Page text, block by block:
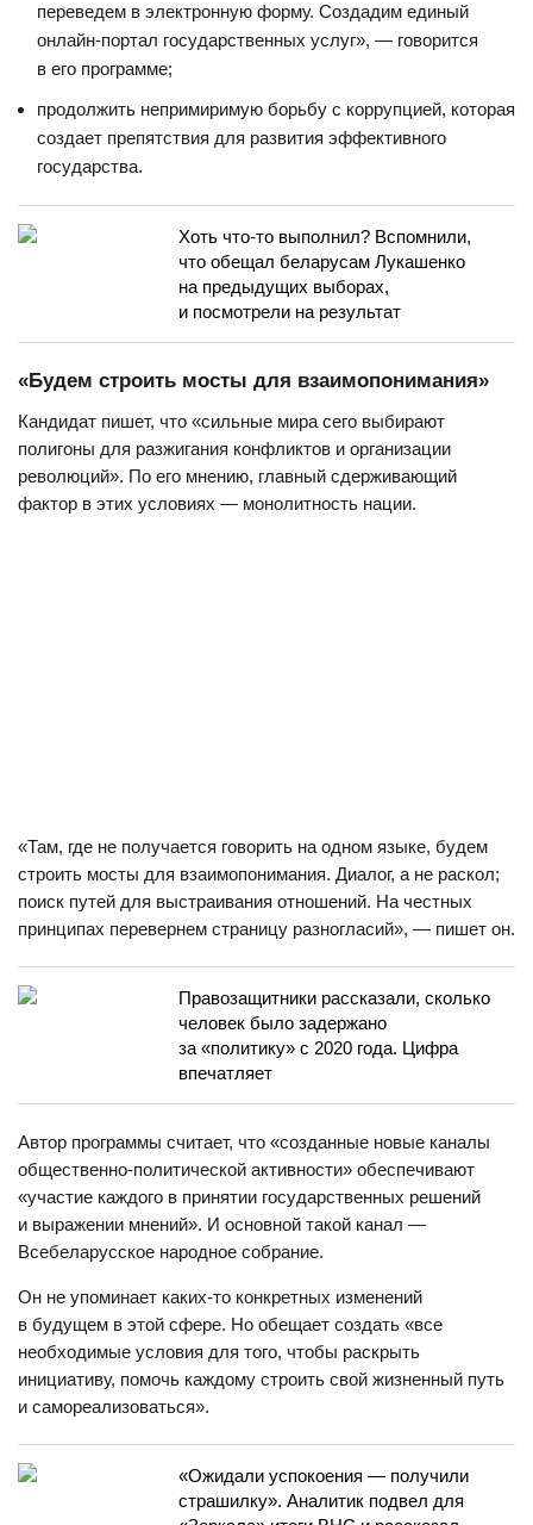
переведем в электронную форму. Создадим единый
онлайн-портал государственных услуг», — говорится
в его программе;
продолжить непримиримую борьбу с коррупцией, которая
создает препятствия для развития эффективного
государства.
Хоть что-то выполнил? Вспомнили,
что обещал беларусам Лукашенко
на предыдущих выборах,
и посмотрели на результат
«Будем строить мосты для взаимопонимания»
Кандидат пишет, что «сильные мира сего выбирают
полигоны для разжигания конфликтов и организации
революций». По его мнению, главный сдерживающий
фактор в этих условиях — монолитность нации.
«Там, где не получается говорить на одном языке, будем
строить мосты для взаимопонимания. Диалог, а не раскол;
поиск путей для выстраивания отношений. На честных
принципах перевернем страницу разногласий», — пишет он.
Правозащитники рассказали, сколько
человек было задержано
за «политику» с 2020 года. Цифра
впечатляет
Автор программы считает, что «созданные новые каналы
общественно-политической активности» обеспечивают
«участие каждого в принятии государственных решений
и выражении мнений». И основной такой канал —
Всебеларусское народное собрание.
Он не упоминает каких-то конкретных изменений
в будущем в этой сфере. Но обещает создать «все
необходимые условия для того, чтобы раскрыть
инициативу, помочь каждому строить свой жизненный путь
и самореализоваться».
«Ожидали успокоения — получили
страшилку». Аналитик подвел для